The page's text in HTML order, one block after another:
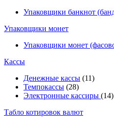
Упаковщики банкнот
Упаковщики монет
Упаковщики монет
Кассы
Денежные кассы (11)
Темпокассы (28)
Электронные кассиры (14)
Табло котировок валют